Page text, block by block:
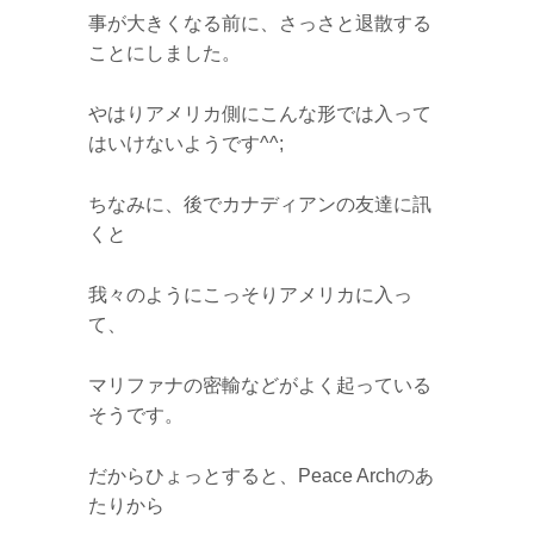
事が大きくなる前に、さっさと退散する
ことにしました。
やはりアメリカ側にこんな形では入って
はいけないようです^^;
ちなみに、後でカナディアンの友達に訊
くと
我々のようにこっそりアメリカに入っ
て、
マリファナの密輸などがよく起っている
そうです。
だからひょっとすると、Peace Archのあ
たりから